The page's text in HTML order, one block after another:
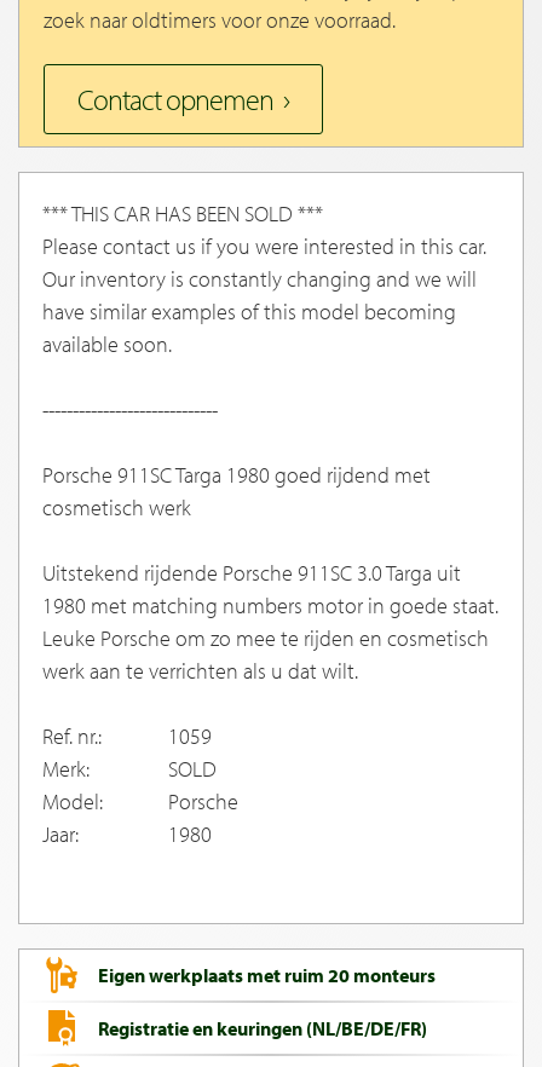
zoek naar oldtimers voor onze voorraad.
Contact opnemen
*** THIS CAR HAS BEEN SOLD ***
Please contact us if you were interested in this car.
Our inventory is constantly changing and we will
have similar examples of this model becoming
available soon.
-----------------------------
Porsche 911SC Targa 1980 goed rijdend met
cosmetisch werk
Uitstekend rijdende Porsche 911SC 3.0 Targa uit
1980 met matching numbers motor in goede staat.
Leuke Porsche om zo mee te rijden en cosmetisch
werk aan te verrichten als u dat wilt.
Ref. nr.:
1059
Merk:
SOLD
Model:
Porsche
Jaar:
1980
Eigen werkplaats met ruim 20 monteurs
Registratie en keuringen (NL/BE/DE/FR)